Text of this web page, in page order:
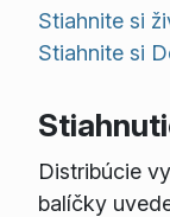
Stiahnite si
Stiahnite si
Distribúcie
balíčky